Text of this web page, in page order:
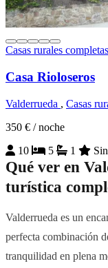
Casas rurales completas
Casa Rioloseros
Valderrueda , Casas
350 € / noche
10
5 1
Qué ver en
turística
Valderrueda es un
perfecta combinación
tranquilidad en plena